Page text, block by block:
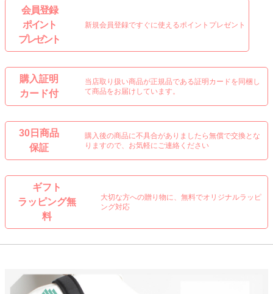
会 員 登 録
ポイント
プレゼント
新規会員登録ですぐに使えるポイントプレゼント
購入証明
カード付
当店取り扱い商品が正規品である証明カードを同梱し
て商品をお届けしています。
30日商品
保証
購入後の商品に不具合がありましたら無償で交換とな
りますので、お気軽にご連絡ください
ギフト
ラッピング無
料
大切な方への贈り物に、無料でオリジナルラッピ
ング対応